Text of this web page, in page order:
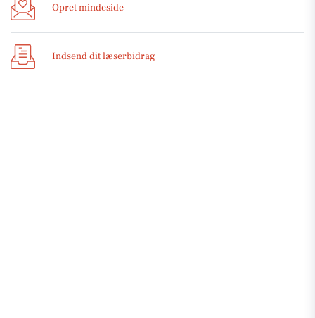
Opret mindeside
Indsend dit læserbidrag